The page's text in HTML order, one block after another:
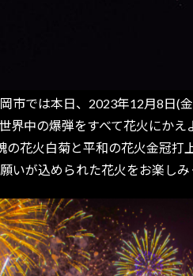
市では本日、2023年12月8日(
界中の爆弾をすべて花火にか
の花火白菊と平和の花火金冠打
いが込められた花火をお楽しみ